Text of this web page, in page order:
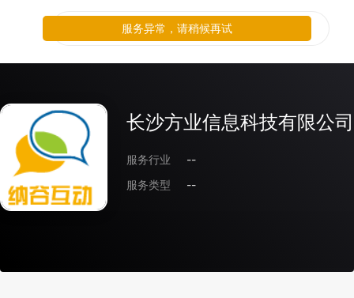
长沙方业信息科技有限公司
服务行业
--
服务类型
--
服务异常，请稍候再试